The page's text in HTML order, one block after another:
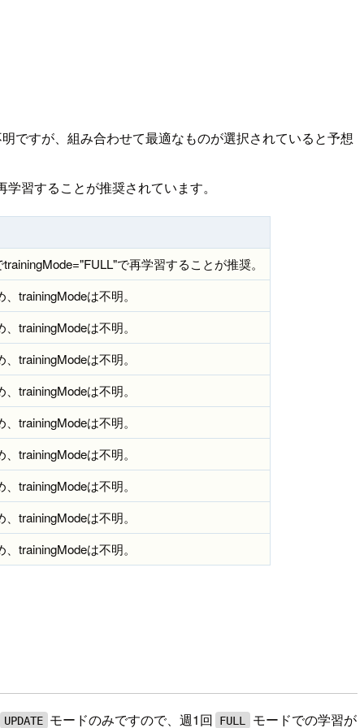
ですが、組み合わせて最適なものが選択されていると予想
学習することが推奨されています。
で再学習することが推奨。
trainingModeは不明。
trainingModeは不明。
trainingModeは不明。
trainingModeは不明。
trainingModeは不明。
trainingModeは不明。
trainingModeは不明。
trainingModeは不明。
trainingModeは不明。
UPDATE モードのみですので、週1回 FULL モードでの学習が